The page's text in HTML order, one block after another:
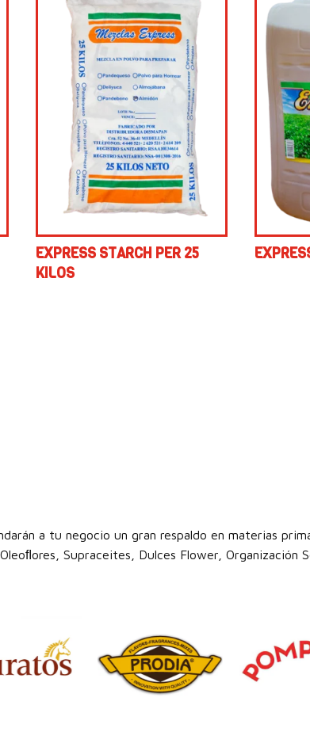
EXPRESS STARCH PER 25
KILOS
a tu negocio un gran respaldo en materias
Supraceites, Dulces Flower, Organización